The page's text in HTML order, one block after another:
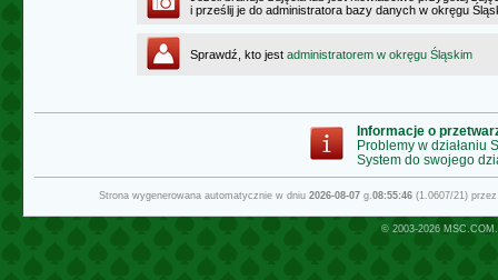
i prześlij je do administratora bazy danych w okręgu
Sprawdź, kto jest administratorem w okręgu Śląskim
Informacje o
Problemy w działaniu
System do swojego
Strona wygenerowana automatycznie w dniu 2026-08-07g.08:55:46(1.0607/21)
© 2003-2026